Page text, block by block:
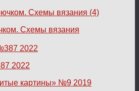
Схемы вязания
2022